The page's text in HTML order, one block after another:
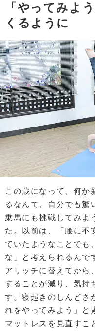
「やってみよ
くるように
この歳になって、何か
るなんて、自分でも驚
乗馬にも挑戦してみよ
た。以前は、「腰に不
ていたようなことでも
な」と考えられるんで
アリッチに替えてから
することが減り、気持
す。寝起きのしんどさ
れをやってみよう」と
マットレスを見直すこ